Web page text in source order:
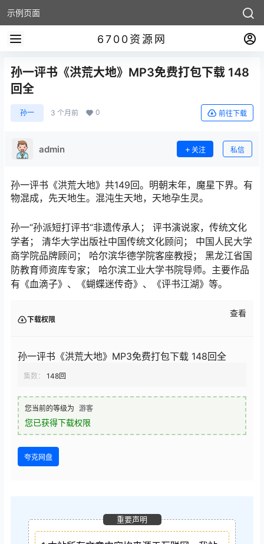
示例页面
6700资源网
孙一评书《洪荒大地》MP3免费打包下载 148
回全
孙一 3 个月前 0 前往下载
admin 关注 私信
孙一评书《洪荒大地》共149回。明朝末年，魔星下界。有
物混成，先天地生。混沌生天地，天地孕生灵。
孙一“孙派短打评书“非遗传承人； 评书演说家，传统文化
学者； 清华大学出版社中国传统文化顾问； 中国人民大学
商学院品牌顾问； 哈尔滨华德学院客座教授； 黑龙江省国
防教育师资库专家； 哈尔滨工业大学书院导师。主要作品
有《血滴子》、《蝴蝶迷传奇》、《评书江湖》等。
下载权限
查看
孙一评书《洪荒大地》MP3免费打包下载 148回全
集数： 148回
您当前的等级为 游客
您已获得下载权限
夸克网盘
重要声明